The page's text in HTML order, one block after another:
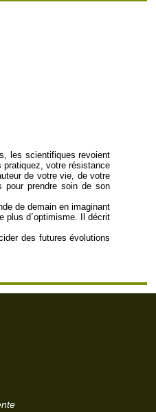
les scientifiques revoient
pratiquez, votre résistance
de votre vie, de votre
pour prendre soin de son
de demain en imaginant
plus d´optimisme. Il décrit
des futures évolutions